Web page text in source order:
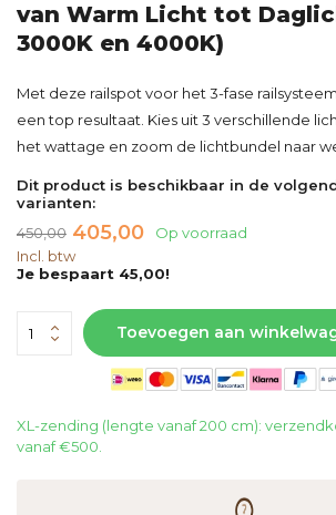
van Warm Licht tot
3000K en 4000K)
Met deze railspot voor het 3-fase
een top resultaat. Kies uit 3 verschillende
het wattage en zoom de lichtbundel naar
Dit product is beschikbaar in de
varianten:
450,00 405,00
Op voorraad
Incl. btw
Je bespaart 45,00!
Toevoegen aan
XL-zending (lengte vanaf 200 cm):
vanaf €500.